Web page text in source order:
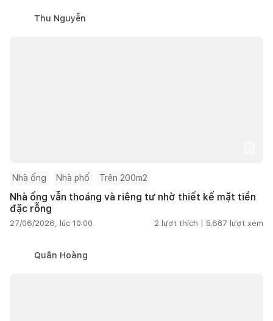
Thu Nguyễn
Nhà ống Nhà phố Trên 200m2
Nhà ống vẫn thoáng và riêng tư nhờ thiết kế mặt tiền
đặc rỗng
27/06/2026, lúc 10:00 2 lượt thích | 5.687 lượt xem
Quân Hoàng